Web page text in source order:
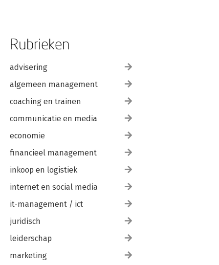
Rubrieken
advisering
algemeen management
coaching en trainen
communicatie en media
economie
financieel management
inkoop en logistiek
internet en social media
it-management / ict
juridisch
leiderschap
marketing